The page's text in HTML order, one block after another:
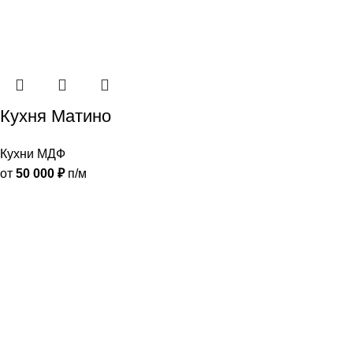
Кухня Матино
Кухни МДФ
от 50 000 ₽п/м